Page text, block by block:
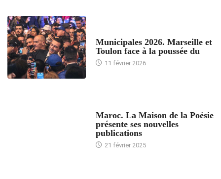
Municipales 2026. Marseille et
Toulon face à la poussée du
11 février 2026
Maroc. La Maison de la Poésie
présente ses nouvelles
publications
21 février 2025